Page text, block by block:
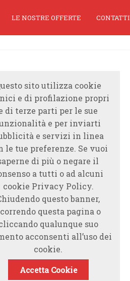
LE NOSTRE OFFERTE CONTATTI
sito utilizza cookie
e di profilazione propri
di terze parti per le sue
e per inviarti
e servizi in linea
le tue preferenze. Se vuoi
di più o negare il
a tutti o ad alcuni
cookie Privacy Policy.
questo banner,
questa pagina o
qualunque suo
acconsenti all’uso dei
cookie.
Accetta Cookie